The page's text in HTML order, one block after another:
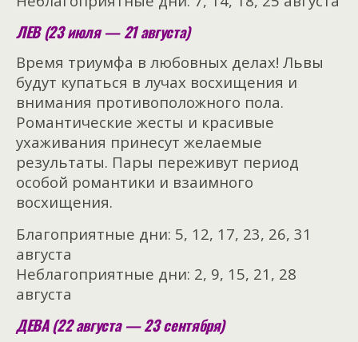
ЛЕВ (23 июля — 21 августа)
Время триумфа в любовных делах! Львы
будут купаться в лучах восхищения и
внимания противоположного пола.
Романтические жесты и красивые
ухаживания принесут желаемые
результаты. Пары переживут период
особой романтики и взаимного
восхищения.
Благоприятные дни: 5, 12, 17, 23, 26, 31
августа
Неблагоприятные дни: 2, 9, 15, 21, 28
августа
ДЕВА (22 августа — 23 сентября)